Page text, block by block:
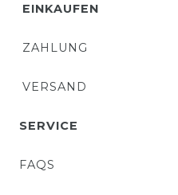
EINKAUFEN
ZAHLUNG
VERSAND
SERVICE
FAQS